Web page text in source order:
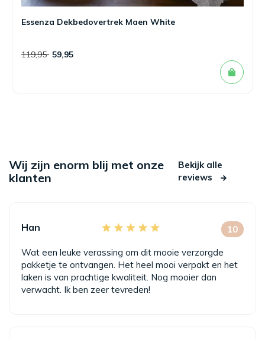
Essenza Dekbedovertrek Maen White
119,95 59,95
Wij zijn enorm blij met onze
klanten
Bekijk alle
reviews
Han 10
Wat een leuke verassing om dit mooie verzorgde
pakketje te ontvangen. Het heel mooi verpakt en het
laken is van prachtige kwaliteit. Nog mooier dan
verwacht. Ik ben zeer tevreden!